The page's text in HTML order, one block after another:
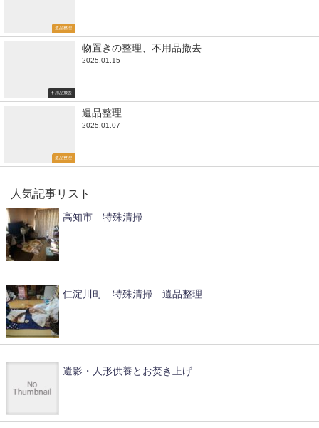
遺品整理
不用品撤去
物置きの整理、不用品撤去
2025.01.15
遺品整理
遺品整理
2025.01.07
人気記事リスト
高知市 特殊清掃
仁淀川町 特殊清掃 遺品整理
遺影・人形供養とお焚き上げ